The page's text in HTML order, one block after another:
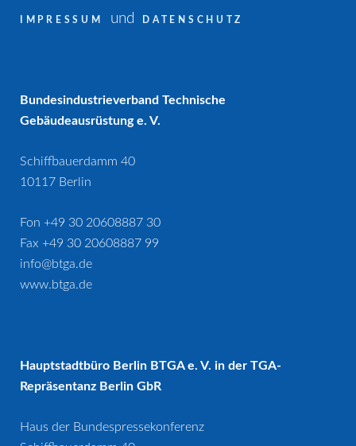
IMPRESSUM und DATENSCHUTZ
Bundesindustrieverband Technische
Gebäudeausrüstung e. V.
Schiffbauerdamm 40
10117 Berlin
Fon +49 30 20608887 30
Fax +49 30 20608887 99
info@btga.de
www.btga.de
Hauptstadtbüro Berlin BTGA e. V. in der TGA-
Repräsentanz Berlin GbR
Haus der Bundespressekonferenz